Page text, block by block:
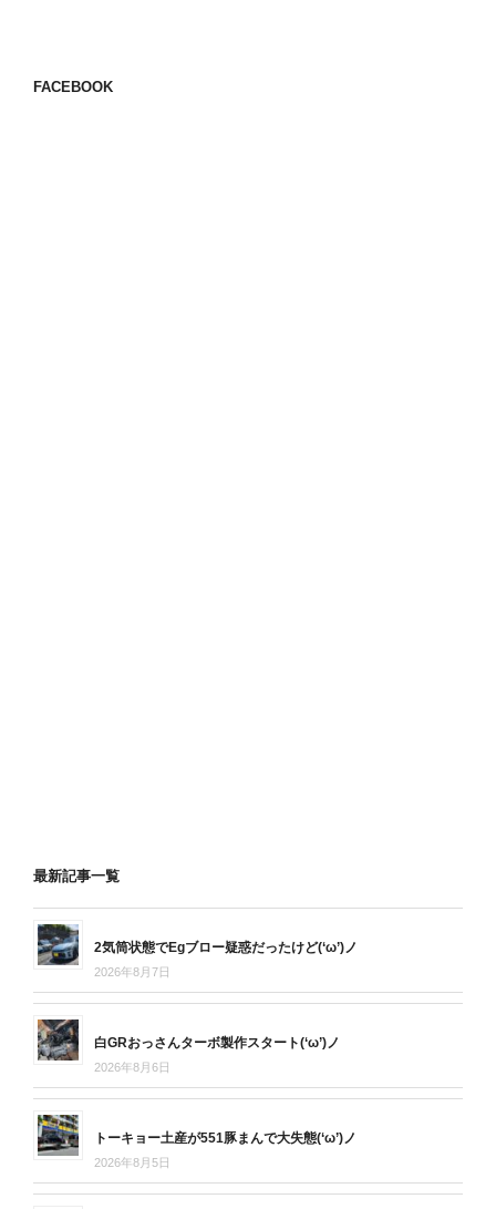
FACEBOOK
最新記事一覧
2気筒状態でEgブロー疑惑だったけど(‘ω’)ノ
2026年8月7日
白GRおっさんターボ製作スタート(‘ω’)ノ
2026年8月6日
トーキョー土産が551豚まんで大失態(‘ω’)ノ
2026年8月5日